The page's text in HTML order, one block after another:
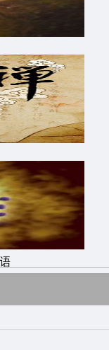
，一旦中了这种
无法把微笑的身
发一个告白，发
?怕外表、地位、